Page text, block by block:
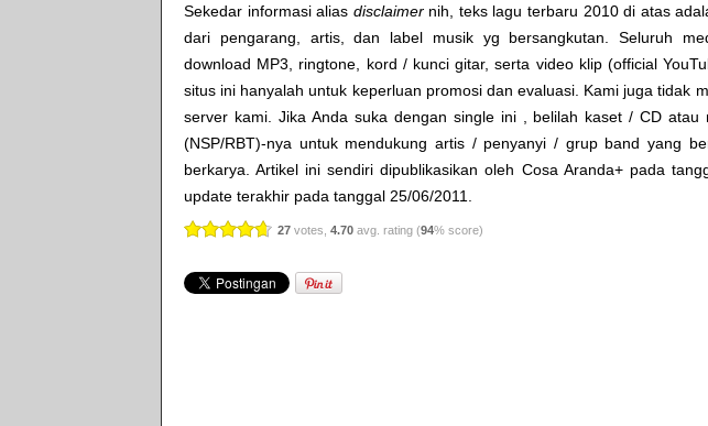
Sekedar informasi alias disclaimernih, teks lagu terbaru 2010 di atas
dari pengarang, artis, dan label musik yg bersangkutan. Seluruh
download MP3, ringtone, kord / kunci gitar, serta video klip (official
situs ini hanyalah untuk keperluan promosi dan evaluasi. Kami juga tidak
server kami. Jika Anda suka dengan single ini , belilah kaset / CD atau
(NSP/RBT)-nya untuk mendukung artis / penyanyi / grup band yang
berkarya. Artikel ini sendiri dipublikasikan oleh Cosa Aranda+pada
update terakhir pada tanggal 25/06/2011.
27 votes, 4.70 avg. rating (94% score)